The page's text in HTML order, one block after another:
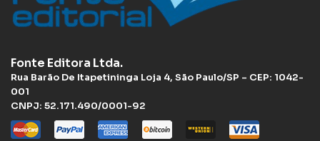
Fonte Editora Ltda.
Rua Barão De Itapetininga Loja 4, São Paulo/SP – CEP: 1042-
001
CNPJ: 52.171.490/0001-92